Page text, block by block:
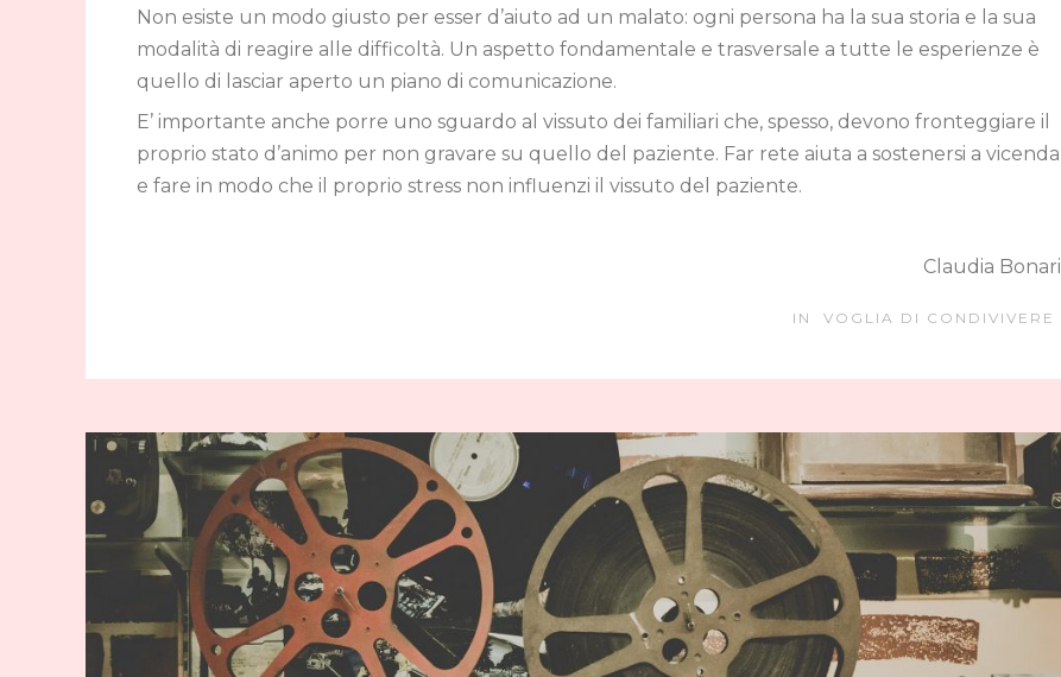
Non esiste un modo giusto per esser d’aiuto ad un malato: ogni persona ha la sua storia e la sua
modalità di reagire alle difficoltà. Un aspetto fondamentale e trasversale a tutte le esperienze è
quello di lasciar aperto un piano di comunicazione.
E’ importante anche porre uno sguardo al vissuto dei familiari che, spesso, devono fronteggiare il
proprio stato d’animo per non gravare su quello del paziente. Far rete aiuta a sostenersi a vicenda
e fare in modo che il proprio stress non influenzi il vissuto del paziente.
Claudia Bonari
IN VOGLIA DI CONDIVIVERE